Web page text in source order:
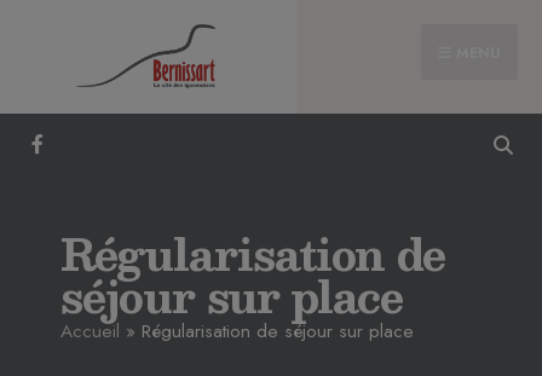
Régularisation de
séjour sur place
Accueil » Régularisation de séjour sur place